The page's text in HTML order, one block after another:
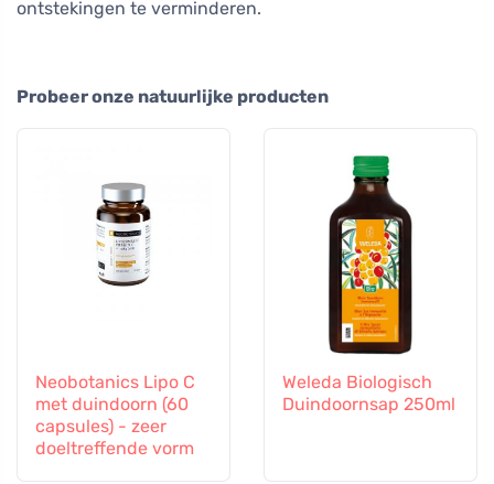
ontstekingen te verminderen.
Probeer onze natuurlijke producten
Neobotanics Lipo C
met duindoorn (60
capsules) - zeer
doeltreffende vorm
Weleda Biologisch
Duindoornsap 250ml